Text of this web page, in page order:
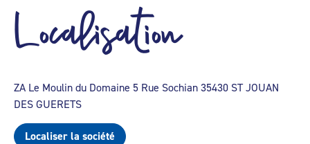
Localisation
ZA Le Moulin du Domaine 5 Rue Sochian 35430 ST JOUAN
DES GUERETS
Localiser la société